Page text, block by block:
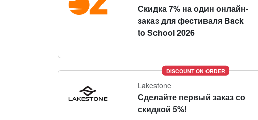
Скидка 7% на один онлайн-
заказ для фестиваля Back
to School 2026
DISCOUNT ON ORDER
Lakestone
Сделайте первый заказ со
скидкой 5%!